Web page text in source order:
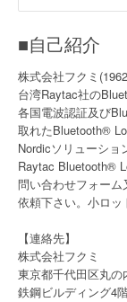
■自己紹介
株式会社フクミ(1962
台湾Raytac社の
各国電波認証及び
取れたBluetooth®
Nordicソリューショ
Raytac Bluetooth®
問い合わせフォー
依頼下さい。小ロッ
【連絡先】
株式会社フクミ
東京都千代田区丸の
鉄鋼ビルディング4